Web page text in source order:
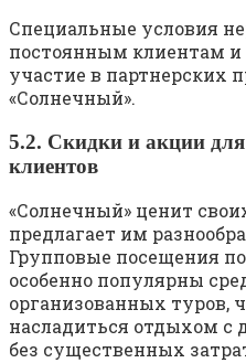
Специальные условия
постоянным клиентам и
участие в партнерских
«Солнечный».
5.2. Скидки и акции
клиентов
«Солнечный» ценит
предлагает им
Групповые посещения
особенно популярны
организованных туров,
насладиться отдыхом с
без существенных